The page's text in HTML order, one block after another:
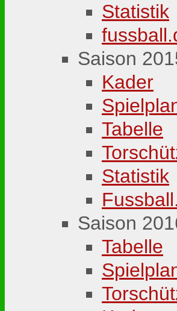
Statistik
Saison
Kader
Tabelle
Statistik
Saison
Tabelle